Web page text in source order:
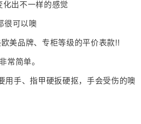
出不一样的感觉
很可以噢
美品牌、专柜等级的平价表款!!
常简单。
用手、指甲硬扳硬抠，手会受伤的噢